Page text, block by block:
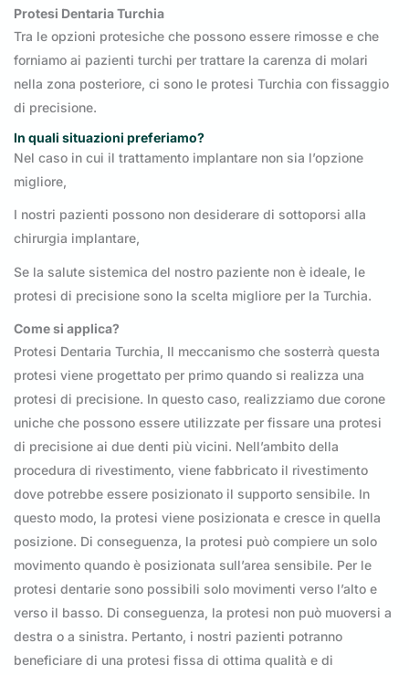
Protesi Dentaria Turchia
Tra le opzioni protesiche che possono essere rimosse e che
forniamo ai pazienti turchi per trattare la carenza di molari
nella zona posteriore, ci sono le protesi Turchia con fissaggio
di precisione.
In quali situazioni preferiamo?
Nel caso in cui il trattamento implantare non sia l’opzione
migliore,
I nostri pazienti possono non desiderare di sottoporsi alla
chirurgia implantare,
Se la salute sistemica del nostro paziente non è ideale, le
protesi di precisione sono la scelta migliore per la Turchia.
Come si applica?
Protesi Dentaria Turchia, Il meccanismo che sosterrà questa
protesi viene progettato per primo quando si realizza una
protesi di precisione. In questo caso, realizziamo due corone
uniche che possono essere utilizzate per fissare una protesi
di precisione ai due denti più vicini. Nell’ambito della
procedura di rivestimento, viene fabbricato il rivestimento
dove potrebbe essere posizionato il supporto sensibile. In
questo modo, la protesi viene posizionata e cresce in quella
posizione. Di conseguenza, la protesi può compiere un solo
movimento quando è posizionata sull’area sensibile. Per le
protesi dentarie sono possibili solo movimenti verso l’alto e
verso il basso. Di conseguenza, la protesi non può muoversi a
destra o a sinistra. Pertanto, i nostri pazienti potranno
beneficiare di una protesi fissa di ottima qualità e di